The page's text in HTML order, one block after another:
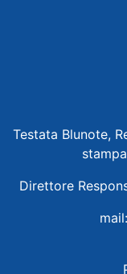
Testata Blunote,
Direttore
mail: